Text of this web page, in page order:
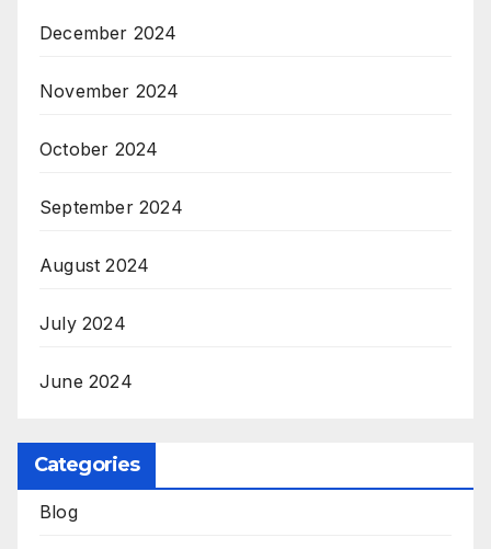
December 2024
November 2024
October 2024
September 2024
August 2024
July 2024
June 2024
Categories
Blog